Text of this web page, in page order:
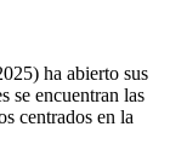
ha abierto sus
se encuentran las
centrados en la